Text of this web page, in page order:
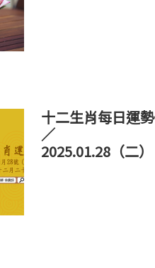
十二生肖每日運勢
／
2025.01.28（二）